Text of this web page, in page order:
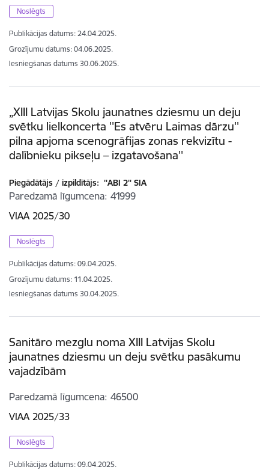
Noslēgts
Publikācijas datums: 24.04.2025.
Grozījumu datums: 04.06.2025.
Iesniegšanas datums 30.06.2025.
„XIII Latvijas Skolu jaunatnes dziesmu un deju
svētku lielkoncerta ''Es atvēru Laimas dārzu''
pilna apjoma scenogrāfijas zonas rekvizītu -
dalībnieku pikseļu – izgatavošana''
Piegādātājs / izpildītājs: ''ABI 2'' SIA
Paredzamā līgumcena 41999
VIAA 2025/30
Noslēgts
Publikācijas datums: 09.04.2025.
Grozījumu datums: 11.04.2025.
Iesniegšanas datums 30.04.2025.
Sanitāro mezglu noma XIII Latvijas Skolu
jaunatnes dziesmu un deju svētku pasākumu
vajadzībām
Paredzamā līgumcena 46500
VIAA 2025/33
Noslēgts
Publikācijas datums: 09.04.2025.